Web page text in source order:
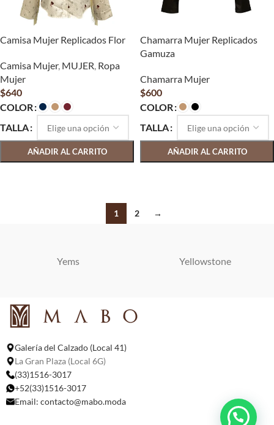
Camisa Mujer Replicados Flor
Camisa Mujer, MUJER, Ropa
Mujer
$640
COLOR
TALLA
AÑADIR AL CARRITO
Chamarra Mujer Replicados
Gamuza
Chamarra Mujer
$600
COLOR
TALLA
AÑADIR AL CARRITO
1 2 →
Yems Yellowstone
Galería del Calzado (Local 41)
La Gran Plaza (Local 6G)
(33)1516-3017
+52(33)1516-3017
Email: contacto@mabo.moda